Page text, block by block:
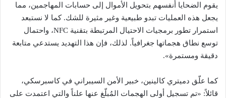
يقوم الضحايا أنفسهم بتحويل الأموال إلى حسابات المهاجمين، مما
يجعل هذه العمليات تبدو طبيعية وغير مثيرة للشك. كما لا نستبعد
استمرار تطور برمجيات الاحتيال المرتبطة بتقنية NFC، واحتمال
توسع نطاق هجماتها جغرافياً. لذلك، فإن هذا التهديد يستدعي متابعة
دقيقة ومستمرة».
كما علّق دميتري كالينين، خبير الأمن السيبراني في كاسبرسكي،
قائلاً: «تم تسجيل أولى الهجمات المُبلّغ عنها علناً والتي اعتمدت على